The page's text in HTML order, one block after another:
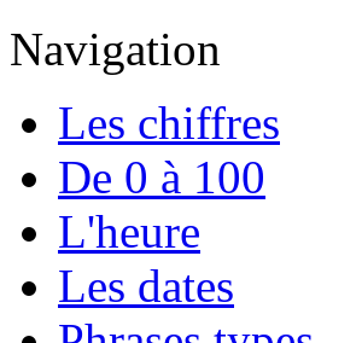
Navigation
Les chiffres
De 0 à 100
L'heure
Les dates